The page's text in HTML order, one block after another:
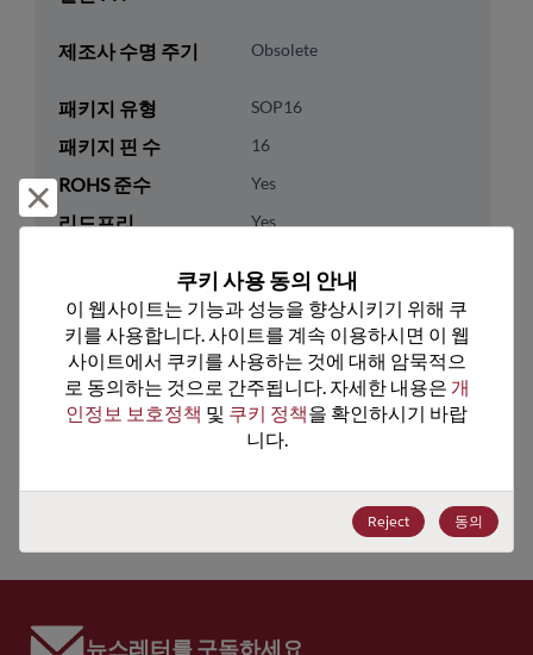
제조사 수명 주기 Obsolete
패키지 유형 SOP16
패키지 핀 수 16
ROHS 준수 Yes
리드프리 Yes
기술 카테고리 Analog & Mixed Signal
기술 하위 카테고리 Timing
기술 그룹 Clock Buffers & Drivers
8542.39.0060
ECCN EAR99
뉴스레터를 구독하세요
거부 및 닫기
쿠키 사용 동의 안내
이 웹사이트는 기능과 성능을 향상시키기 위해 쿠
키를 사용합니다. 사이트를 계속 이용하시면 이 웹
사이트에서 쿠키를 사용하는 것에 대해 암묵적으
로 동의하는 것으로 간주됩니다. 자세한 내용은 개
인정보 보호정책 및 쿠키 정책을 확인하시기 바랍
니다.
Reject 동의